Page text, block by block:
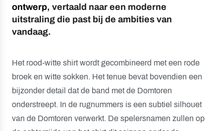
ontwerp, vertaald naar een moderne
uitstraling die past bij de ambities van
vandaag.
Het rood-witte shirt wordt gecombineerd met een rode
broek en witte sokken. Het tenue bevat bovendien een
bijzonder detail dat de band met de Domtoren
onderstreept. In de rugnummers is een subtiel silhouet
van de Domtoren verwerkt. De spelersnamen zullen op